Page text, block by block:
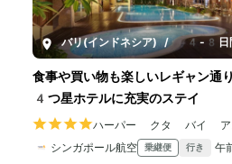
バリ(インドネシア) / 4-8日
食事や買い物も楽しいレギャン通
4つ星ホテルに充実のステイ
ハーパー クタ バイ ア
シンガポール航空
乗継便 行き 午